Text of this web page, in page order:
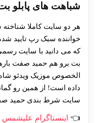
شباهت های پابلو
هر دو سایت کاملا
خواننده سبک رپ تایید
که می دانید با سایت
بت برو هم حمید صفت
الخصوص موزیک ویدئو
داده است! از همین رو
سایت شرط بندی حمید
اینستاگرام علیشمس